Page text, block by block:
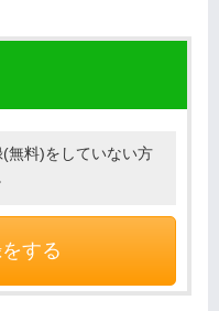
無料)をしていない方
する